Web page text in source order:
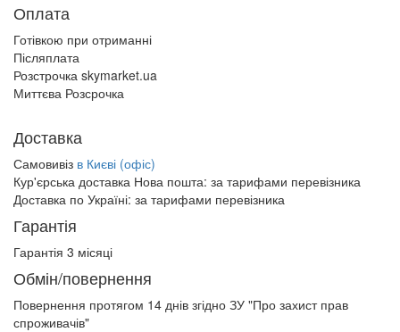
Оплата
Готівкою при отриманні
Післяплата
Розстрочка skymarket.ua
Миттєва Розсрочка
Доставка
Самовивіз в Києві (офіс)
Кур'єрська доставка Нова пошта: за тарифами перевізника
Доставка по Україні: за тарифами перевізника
Гарантія
Гарантія 3 місяці
Обмін/повернення
Повернення протягом 14 днів згідно ЗУ "Про захист прав
спроживачів"